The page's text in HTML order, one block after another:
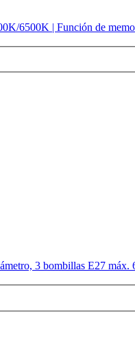
6500K | Función de
3 bombillas E27